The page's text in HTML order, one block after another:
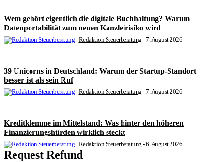
Wem gehört eigentlich die digitale Buchhaltung? Warum
Datenportabilität zum neuen Kanzleirisiko wird
Redaktion Steuerberatung -7. August 2026
39 Unicorns in Deutschland: Warum der Startup-Standort
besser ist als sein Ruf
Redaktion Steuerberatung -7. August 2026
Kreditklemme im Mittelstand: Was hinter den höheren
Finanzierungshürden wirklich steckt
Redaktion Steuerberatung -6. August 2026
Request Refund